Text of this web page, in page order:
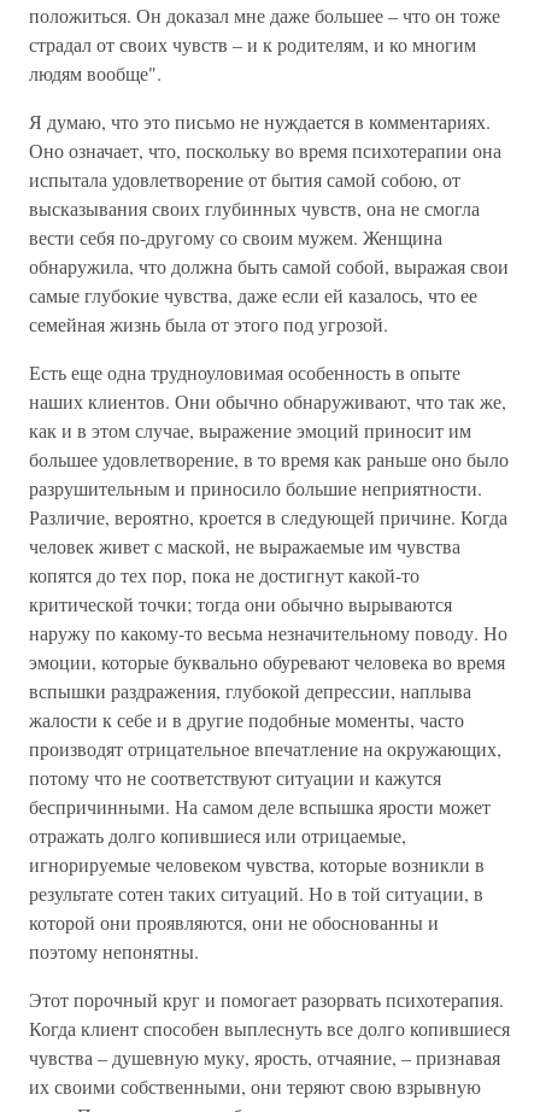
положиться. Он доказал мне даже большее – что он тоже
страдал от своих чувств – и к родителям, и ко многим
людям вообще".
Я думаю, что это письмо не нуждается в комментариях.
Оно означает, что, поскольку во время психотерапии она
испытала удовлетворение от бытия самой собою, от
высказывания своих глубинных чувств, она не смогла
вести себя по-другому со своим мужем. Женщина
обнаружила, что должна быть самой собой, выражая свои
самые глубокие чувства, даже если ей казалось, что ее
семейная жизнь была от этого под угрозой.
Есть еще одна трудноуловимая особенность в опыте
наших клиентов. Они обычно обнаруживают, что так же,
как и в этом случае, выражение эмоций приносит им
большее удовлетворение, в то время как раньше оно было
разрушительным и приносило большие неприятности.
Различие, вероятно, кроется в следующей причине. Когда
человек живет с маской, не выражаемые им чувства
копятся до тех пор, пока не достигнут какой-то
критической точки; тогда они обычно вырываются
наружу по какому-то весьма незначительному поводу. Но
эмоции, которые буквально обуревают человека во время
вспышки раздражения, глубокой депрессии, наплыва
жалости к себе и в другие подобные моменты, часто
производят отрицательное впечатление на окружающих,
потому что не соответствуют ситуации и кажутся
беспричинными. На самом деле вспышка ярости может
отражать долго копившиеся или отрицаемые,
игнорируемые человеком чувства, которые возникли в
результате сотен таких ситуаций. Но в той ситуации, в
которой они проявляются, они не обоснованны и
поэтому непонятны.
Этот порочный круг и помогает разорвать психотерапия.
Когда клиент способен выплеснуть все долго копившиеся
чувства – душевную муку, ярость, отчаяние, – признавая
их своими собственными, они теряют свою взрывную